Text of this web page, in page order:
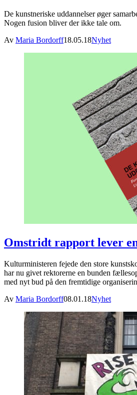
De kunstneriske uddannelser øger
Nogen fusion bliver der ikke tale om.
Av Maria Bordorff18.05.18Nyhet
Omstridt rapport lever
Kulturministeren fejede den store
har nu givet rektorerne en bunden
med nyt bud på den fremtidige
Av Maria Bordorff08.01.18Nyhet